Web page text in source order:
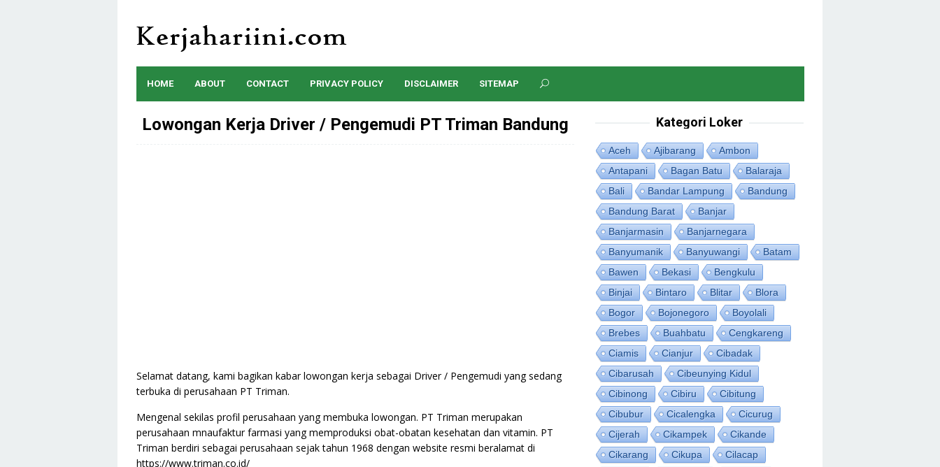
content
HOME ABOUT CONTACT PRIVACY POLICY DISCLAIMER SITEMAP
Lowongan Kerja Driver / Pengemudi PT Triman Bandung
Selamat datang, kami bagikan kabar lowongan kerja sebagai Driver / Pengemudi yang sedang
terbuka di perusahaan PT Triman.
Mengenal sekilas profil perusahaan yang membuka lowongan. PT Triman merupakan
perusahaan mnaufaktur farmasi yang memproduksi obat-obatan kesehatan dan vitamin. PT
Triman berdiri sebagai perusahaan sejak tahun 1968 dengan website resmi beralamat di
https://www.triman.co.id/
Kategori Loker
Aceh Ajibarang
Ambon
Antapani
Bagan Batu
Balaraja
Bali
Bandar Lampung
Bandung
Bandung Barat
Banjar
Banjarmasin
Banjarnegara
Banyumanik
Banyuwangi
Batam
Bawen
Bekasi
Bengkulu
Binjai
Bintaro Blitar
Blora
Bogor
Bojonegoro
Boyolali
Brebes
Buahbatu
Cengkareng
Ciamis
Cianjur
Cibadak
Cibarusah
Cibeunying Kidul
Cibinong
Cibiru
Cibitung
Cibubur
Cicalengka
Cicurug
Cijerah
Cikampek
Cikande
Cikarang
Cikupa
Cilacap